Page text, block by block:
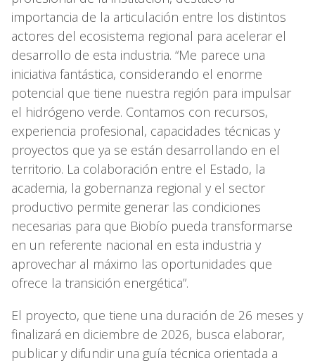
importancia de la articulación entre los distintos
actores del ecosistema regional para acelerar el
desarrollo de esta industria. “Me parece una
iniciativa fantástica, considerando el enorme
potencial que tiene nuestra región para impulsar
el hidrógeno verde. Contamos con recursos,
experiencia profesional, capacidades técnicas y
proyectos que ya se están desarrollando en el
territorio. La colaboración entre el Estado, la
academia, la gobernanza regional y el sector
productivo permite generar las condiciones
necesarias para que Biobío pueda transformarse
en un referente nacional en esta industria y
aprovechar al máximo las oportunidades que
ofrece la transición energética”.
El proyecto, que tiene una duración de 26 meses y
finalizará en diciembre de 2026, busca elaborar,
publicar y difundir una guía técnica orientada a